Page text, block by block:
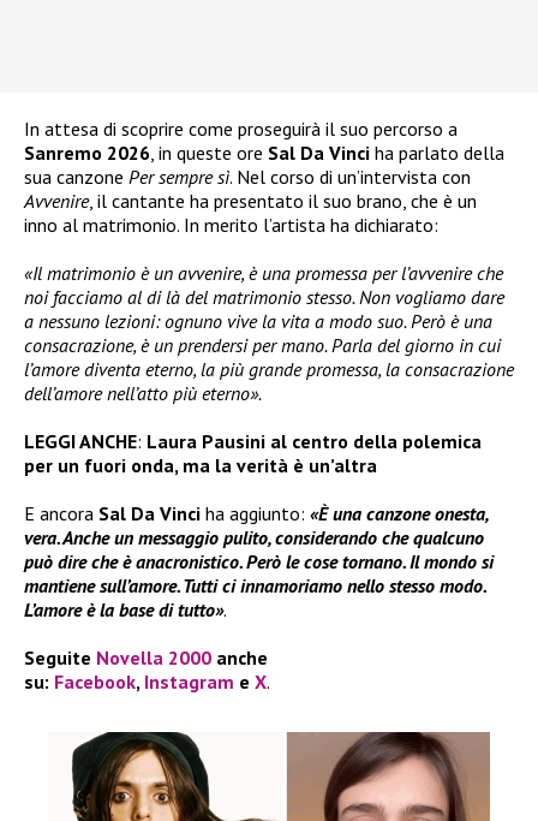
In attesa di scoprire come proseguirà il suo percorso a
Sanremo 2026 , in queste ore Sal Da Vinci ha parlato della
sua canzone Per sempre sì. Nel corso di un’intervista con
Avvenire, il cantante ha presentato il suo brano, che è un
inno al matrimonio. In merito l’artista ha dichiarato:
«Il matrimonio è un avvenire, è una promessa per l’avvenire che
noi facciamo al di là del matrimonio stesso. Non vogliamo dare
a nessuno lezioni: ognuno vive la vita a modo suo. Però è una
consacrazione, è un prendersi per mano. Parla del giorno in cui
l’amore diventa eterno, la più grande promessa, la consacrazione
dell’amore nell’atto più eterno».
LEGGI ANCHE: Laura Pausini al centro della polemica
per un fuori onda, ma la verità è un’altra
E ancora Sal Da Vinci ha aggiunto: «È una canzone onesta,
vera. Anche un messaggio pulito, considerando che qualcuno
può dire che è anacronistico. Però le cose tornano. Il mondo si
mantiene sull’amore. Tutti ci innamoriamo nello stesso modo.
L’amore è la base di tutto».
Seguite Novella 2000 anche
su: Facebook, Instagram e X.